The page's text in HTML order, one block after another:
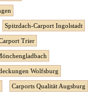
Spitzdach-Carport Ingolstadt
Trier
Wolfsburg
Carports Qualität Augsburg